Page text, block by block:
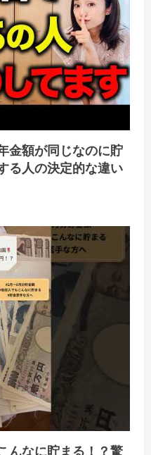
金額が同じなのに貯
る人の決定的な違い
んなに貯まる！？驚